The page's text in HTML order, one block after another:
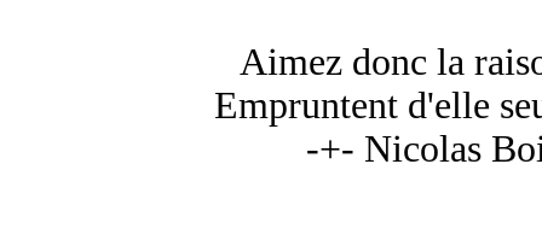
Aimez donc la
Empruntent d'elle
-+- Nicolas